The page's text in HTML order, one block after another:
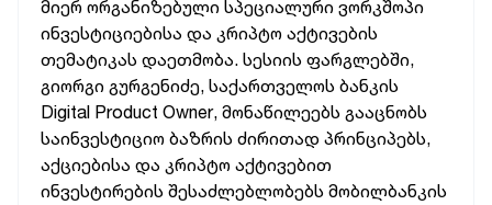
მიერ ორგანიზებული სპეციალური ვორკშოპი
ინვესტიციებისა და კრიპტო აქტივების
თემატიკას დაეთმობა. სესიის ფარგლებში,
გიორგი გურგენიძე, საქართველოს ბანკის
Digital Product Owner, მონაწილეებს გააცნობს
საინვესტიციო ბაზრის ძირითად პრინციპებს,
აქციებისა და კრიპტო აქტივებით
ინვესტირების შესაძლებლობებს მობილბანკის